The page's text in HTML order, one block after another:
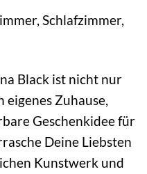
Schlafzimmer,
Black ist nicht nur
Zuhause,
Geschenkidee für
Deine Liebsten
Kunstwerk und